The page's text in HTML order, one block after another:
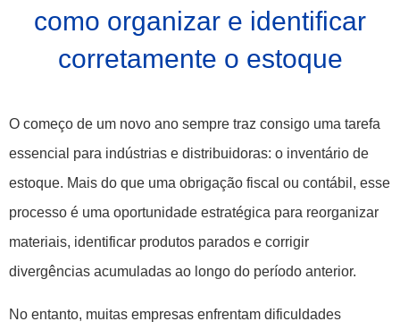
como organizar e identificar
corretamente o estoque
O começo de um novo ano sempre traz consigo uma tarefa
essencial para indústrias e distribuidoras: o inventário de
estoque. Mais do que uma obrigação fiscal ou contábil, esse
processo é uma oportunidade estratégica para reorganizar
materiais, identificar produtos parados e corrigir
divergências acumuladas ao longo do período anterior.
No entanto, muitas empresas enfrentam dificuldades